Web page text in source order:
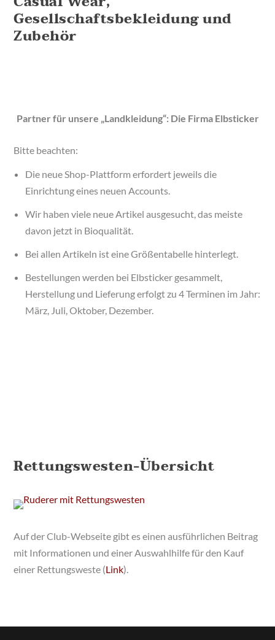
Gesellschaftsbekleidung und
Zubehör
Partner für unsere „Landkleidung“: Die Firma Elbsticker
Bitte beachten:
Die neue Shop-Plattform erfordert jeweils die
Einrichtung eines neuen Accounts.
Wir haben viele neue Artikel ausgesucht, das meiste
davon jetzt in Bioqualität.
Bei allen Artikeln ist eine Größentabelle hinterlegt.
Bestellungen werden bei Elbsticker gesammelt,
Herstellung und Lieferung erfolgt zu 4 Terminen im Jahr:
März, Juli, Oktober, Dezember.
Rettungswesten-Übersicht
Auf der Club-Webseite gibt es einen ausführlichen Beitrag
mit Informationen und einer Auswahlhilfe für den Kauf
einer Rettungsweste (Link).